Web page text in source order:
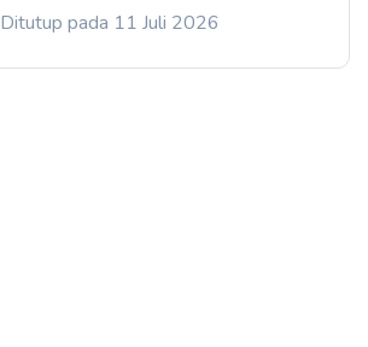
Ditutup pada 11 Juli 2026